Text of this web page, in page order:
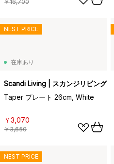
￥16,700
在庫あり
Scandi Living | スカンジリビング
Taper プレート 26cm, White
￥3,070
￥3,650
NEST PRICE
NEST PRICE